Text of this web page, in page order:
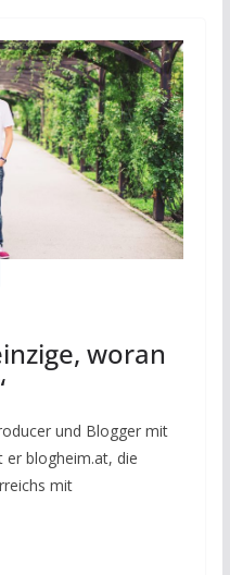
woran
und Blogger mit
er blogheim.at, die
mit